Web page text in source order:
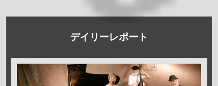
デイリーレポート